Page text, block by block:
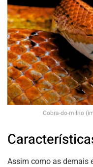
Cobra-do-milho
Assim como as demais